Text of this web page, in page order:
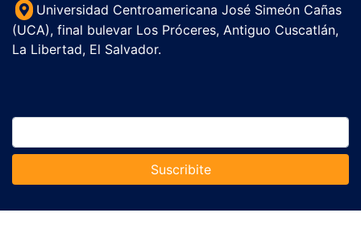
Universidad Centroamericana José Simeón Cañas
(UCA), final bulevar Los Próceres, Antiguo Cuscatlán,
La Libertad, El Salvador.
Suscribite